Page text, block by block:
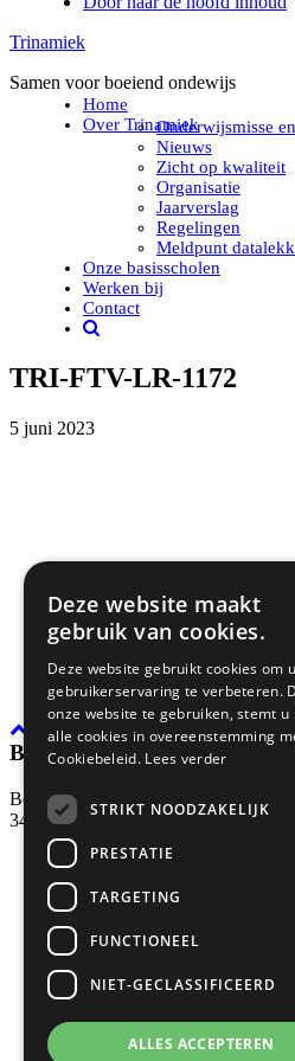
Trinamiek
Samen voor boeiend ondewijs
Home
Over TrinamiekOnderwijsmisse
Nieuws
Zicht op kwaliteit
Organisatie
Jaarverslag
Regelingen
Meldpunt
Onze basisscholen
Werken bij
Contact
TRI-FTV-LR-1172
5 juni 2023
BEZOEK- EN POSTADRES
Boerhaaveweg 39
3401 MN IJsselstein
Deze website maakt
gebruik van cookies.
Deze website gebruikt cookies om
gebruikerservaring te verbeteren.
onze website te gebruiken, stemt u
alle cookies in overeenstemming
Cookiebeleid. Lees verder
STRIKT NOODZAKELIJK
PRESTATIE
TARGETING
FUNCTIONEEL
NIET-GECLASSIFICEERD
ALLES ACCEPTEREN